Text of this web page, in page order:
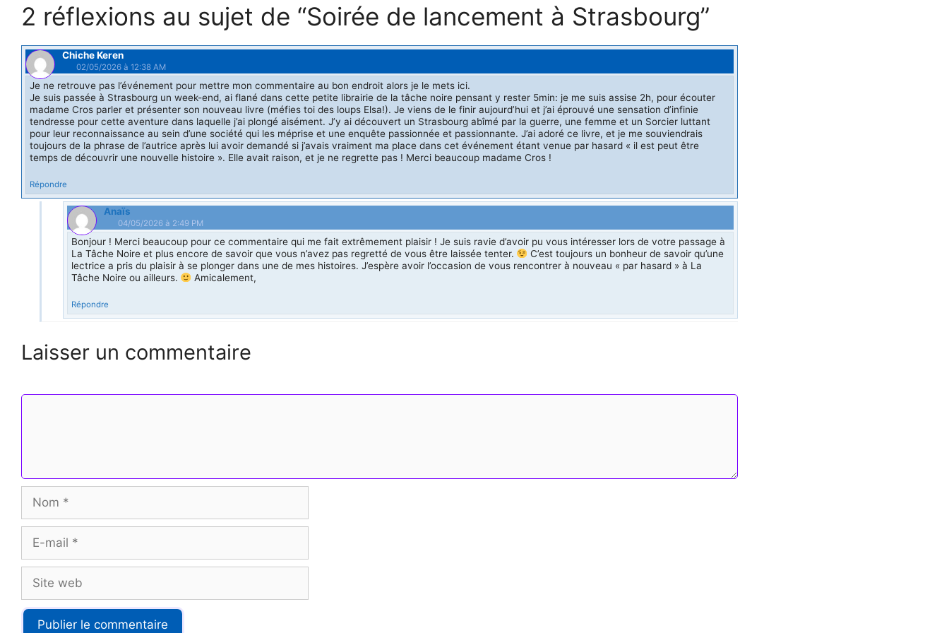
o
r
e
t
e
2 réflexions au sujet de “Soirée de lancement à Strasbourg”
Chiche Keren
02/05/2026 à 12:38 AM
Je ne retrouve pas l’événement pour mettre mon commentaire au bon endroit alors je le mets ici.
Je suis passée à Strasbourg un week-end, ai flané dans cette petite librairie de la tâche noire pensant y rester 5min: je me suis assise 2h, pour écouter
madame Cros parler et présenter son nouveau livre (méfies toi des loups Elsa!). Je viens de le finir aujourd’hui et j’ai éprouvé une sensation d’infinie
tendresse pour cette aventure dans laquelle j’ai plongé aisément. J’y ai découvert un Strasbourg abîmé par la guerre, une femme et un Sorcier luttant
pour leur reconnaissance au sein d’une société qui les méprise et une enquête passionnée et passionnante. J’ai adoré ce livre, et je me souviendrais
toujours de la phrase de l’autrice après lui avoir demandé si j’avais vraiment ma place dans cet événement étant venue par hasard « il est peut être
temps de découvrir une nouvelle histoire ». Elle avait raison, et je ne regrette pas ! Merci beaucoup madame Cros !
Répondre
Anaïs
04/05/2026 à 2:49 PM
Bonjour ! Merci beaucoup pour ce commentaire qui me fait extrêmement plaisir ! Je suis ravie d’avoir pu vous intéresser lors de votre passage à
La Tâche Noire et plus encore de savoir que vous n’avez pas regretté de vous être laissée tenter.
C’est toujours un bonheur de savoir qu’une
lectrice a pris du plaisir à se plonger dans une de mes histoires. J’espère avoir l’occasion de vous rencontrer à nouveau « par hasard » à La
Tâche Noire ou ailleurs.
Amicalement,
Répondre
Laisser un commentaire
mail
web